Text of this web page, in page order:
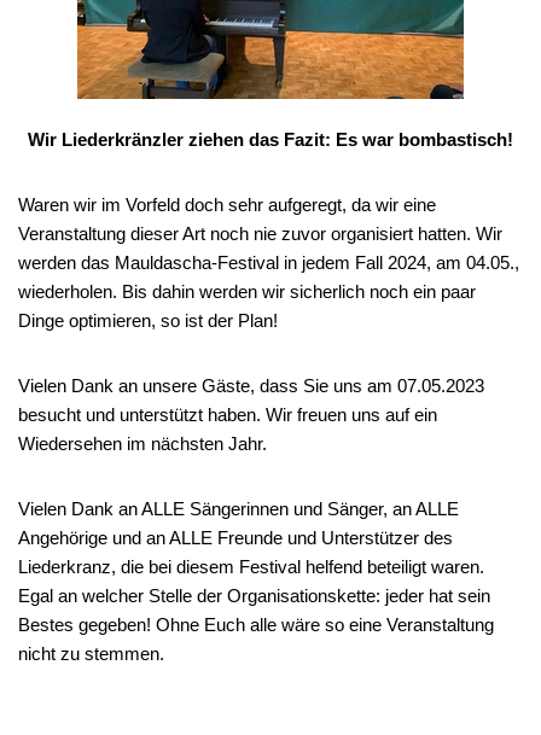
Wir Liederkränzler ziehen das Fazit: Es war bombastisch!
Waren wir im Vorfeld doch sehr aufgeregt, da wir eine
Veranstaltung dieser Art noch nie zuvor organisiert hatten. Wir
werden das Mauldascha-Festival in jedem Fall 2024, am 04.05.,
wiederholen. Bis dahin werden wir sicherlich noch ein paar
Dinge optimieren, so ist der Plan!
Vielen Dank an unsere Gäste, dass Sie uns am 07.05.2023
besucht und unterstützt haben. Wir freuen uns auf ein
Wiedersehen im nächsten Jahr.
Vielen Dank an ALLE Sängerinnen und Sänger, an ALLE
Angehörige und an ALLE Freunde und Unterstützer des
Liederkranz, die bei diesem Festival helfend beteiligt waren.
Egal an welcher Stelle der Organisationskette: jeder hat sein
Bestes gegeben! Ohne Euch alle wäre so eine Veranstaltung
nicht zu stemmen.